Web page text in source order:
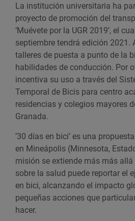
La institución universitaria ha
proyecto de promoción del
‘Muévete por la UGR 2019’, el
septiembre tendrá edición 2021.
talleres de puesta a punto de la
habilidades de conducción. Por
incentiva su uso a través del
Temporal de Bicis para centro
residencias y colegios mayores
Granada.
’30 días en bici’ es una
en Mineápolis (Minnesota,
misión se extiende más más
sobre la salud puede reportar el
en bici, alcanzando el impacto
pequeñas acciones que
hacer.